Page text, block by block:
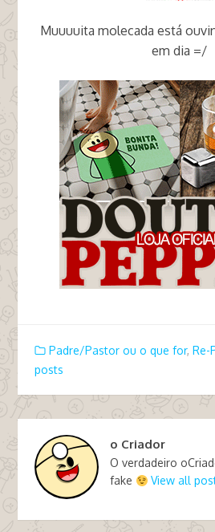
Muuuuita molecada está
em dia =/
Padre/Pastor ou o que for, Re-
posts
o Criador
O verdadeiro
fake
View all